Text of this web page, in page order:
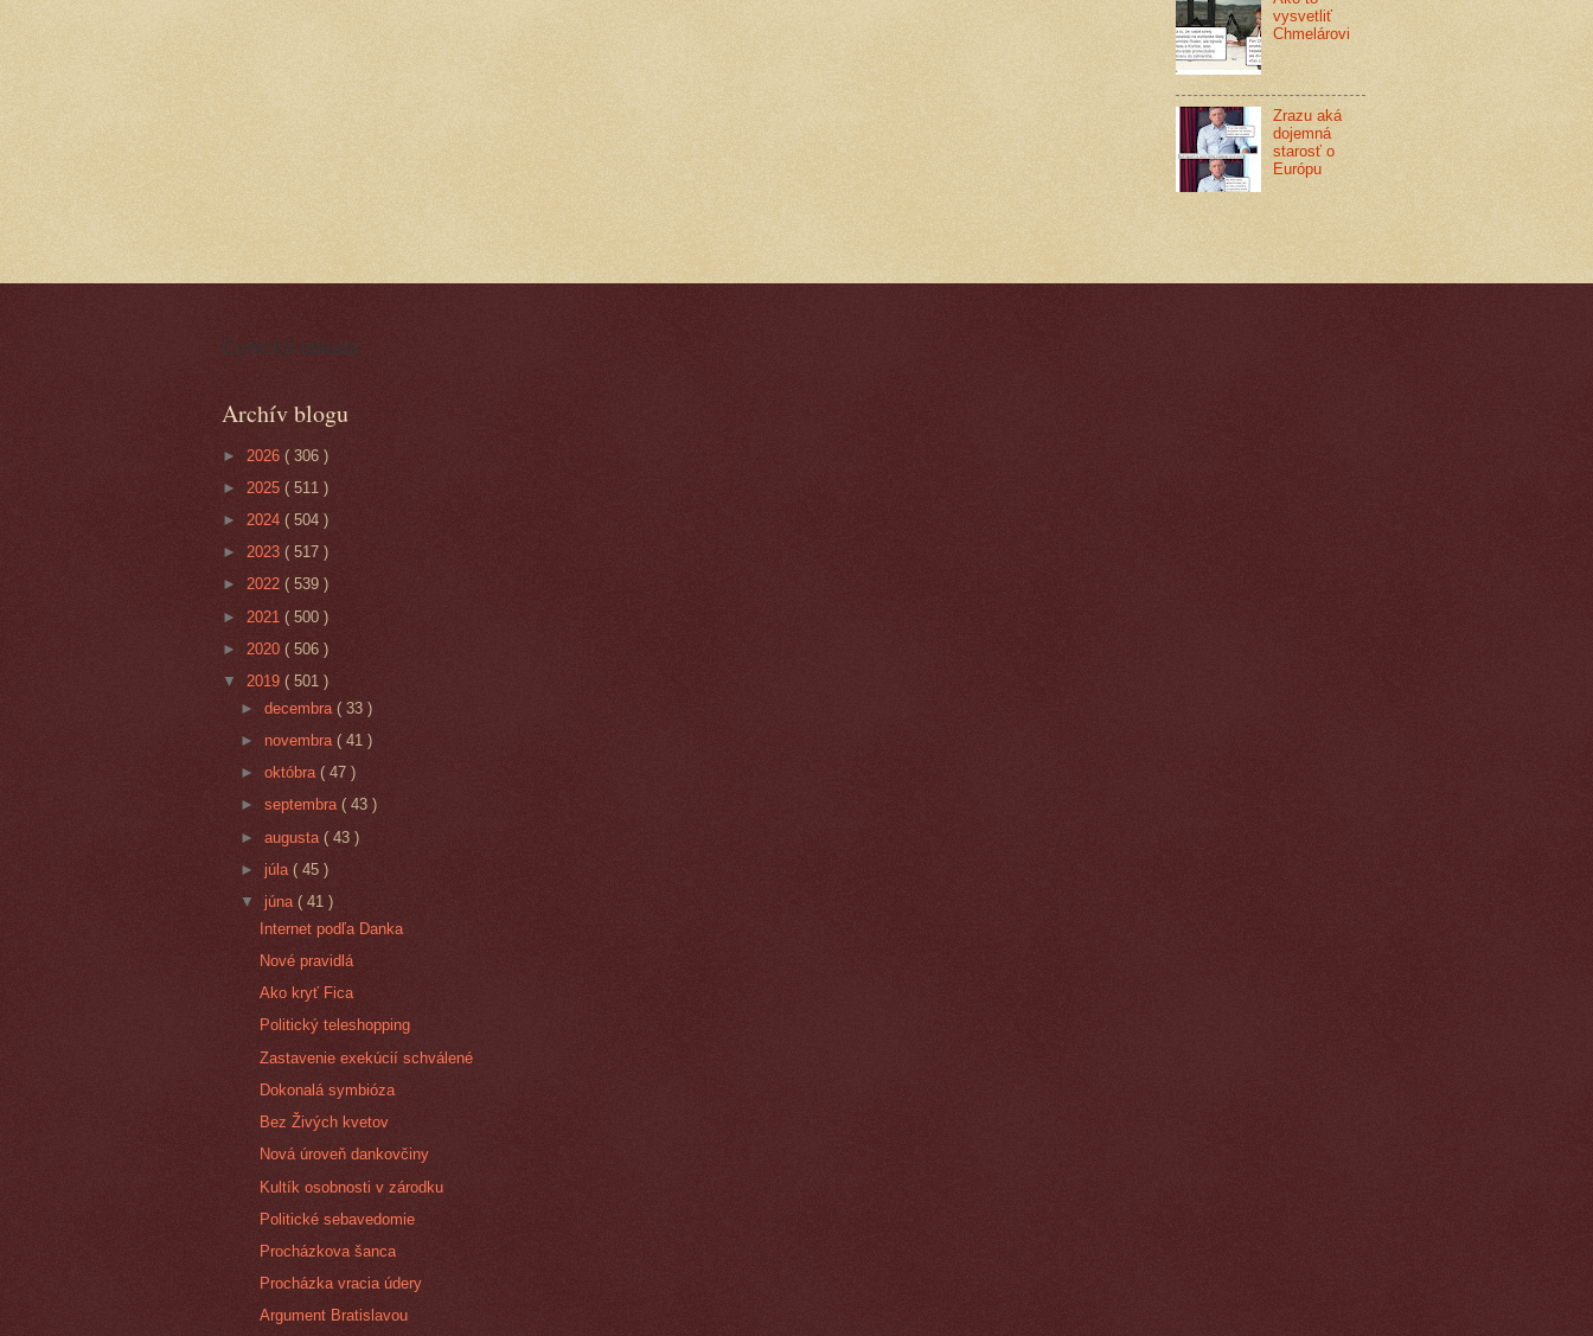
vysvetliť
Chmelárovi
Zrazu aká
dojemná
starosť o
Európu
Cynická obluda
Archív blogu
► 2026 ( 306 )
► 2025 ( 511 )
► 2024 ( 504 )
► 2023 ( 517 )
► 2022 ( 539 )
► 2021 ( 500 )
► 2020 ( 506 )
▼ 2019 ( 501 )
►decembra( 33 )
► novembra( 41 )
►októbra( 47 )
►septembra( 43 )
►augusta( 43 )
►júla( 45 )
▼júna( 41 )
Internet podľa Danka
Nové pravidlá
Ako kryť Fica
Politický teleshopping
Zastavenie exekúcií schválené
Dokonalá symbióza
Bez Živých kvetov
Nová úroveň dankovčiny
Kultík osobnosti v zárodku
Politické sebavedomie
Procházkova šanca
Procházka vracia údery
Argument Bratislavou